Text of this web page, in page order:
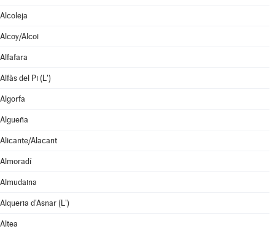
Alcoleja
Alcoy/Alcoi
Alfafara
Alfàs del Pi (L')
Algorfa
Algueña
Alicante/Alacant
Almoradí
Almudaina
Alqueria d'Asnar (L')
Altea